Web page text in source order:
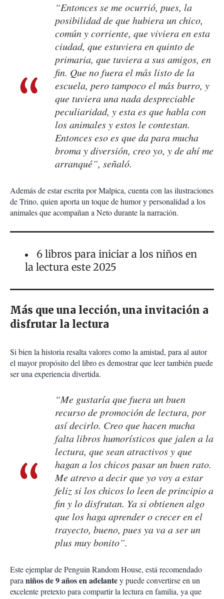
“Entonces se me ocurrió, pues, la
posibilidad de que hubiera un chico,
común y corriente, que viviera en esta
ciudad, que estuviera en quinto de
primaria, que tuviera a sus amigos, en
fin. Que no fuera el más listo de la
escuela, pero tampoco el más burro, y
que tuviera una nada despreciable
peculiaridad, y esta es que habla con
los animales y estos le contestan.
Entonces eso es que da para mucha
broma y diversión, creo yo, y de ahí me
arranqué”, señaló.
Además de estar escrita por Malpica, cuenta con las ilustraciones
de Trino, quien aporta un toque de humor y personalidad a los
animales que acompañan a Neto durante la narración.
6 libros para iniciar a los niños en
la lectura este 2025
Más que una lección, una invitación a
disfrutar la lectura
Si bien la historia resalta valores como la amistad, para al autor
el mayor propósito del libro es demostrar que leer también puede
ser una experiencia divertida.
“Me gustaría que fuera un buen
recurso de promoción de lectura, por
así decirlo. Creo que hacen mucha
falta libros humorísticos que jalen a la
lectura, que sean atractivos y que
hagan a los chicos pasar un buen rato.
Me atrevo a decir que yo voy a estar
feliz si los chicos lo leen de principio a
fin y lo disfrutan. Ya si obtienen algo
que los haga aprender o crecer en el
trayecto, bueno, pues ya va a ser un
plus muy bonito”.
Este ejemplar de Penguin Random House, está recomendado
paraniños de 9 años en adelantey puede convertirse en un
excelente pretexto para compartir la lectura en familia, ya que